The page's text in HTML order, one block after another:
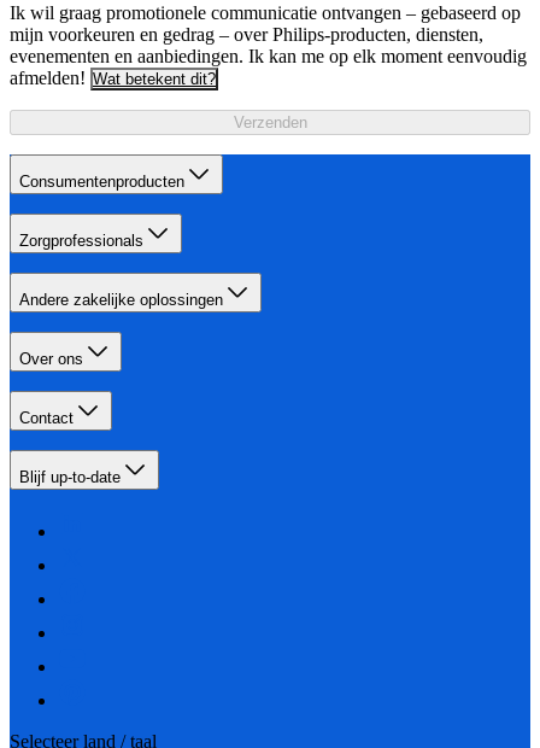
Ik wil graag promotionele communicatie ontvangen – gebaseerd op
mijn voorkeuren en gedrag – over Philips-producten, diensten,
evenementen en aanbiedingen. Ik kan me op elk moment eenvoudig
afmelden! Wat betekent dit?
Verzenden
Consumentenproducten
Zorgprofessionals
Andere zakelijke oplossingen
Over ons
Contact
Blijf up-to-date
Selecteer land / taal